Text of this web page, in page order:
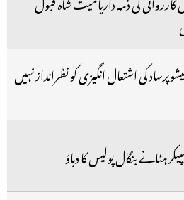
کی اشتعال انگیزی کو نظرانداز نہیں
ہٹانے بنگال پولیس کا دباؤ